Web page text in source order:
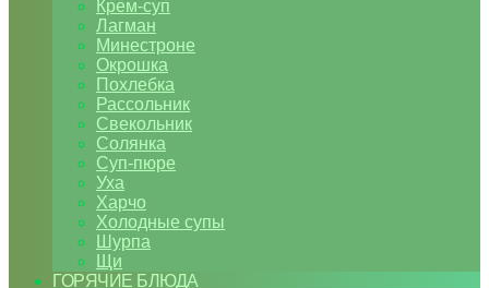
Крем-суп
Лагман
Минестроне
Окрошка
Похлебка
Рассольник
Свекольник
Солянка
Суп-пюре
Уха
Харчо
Холодные супы
Шурпа
Щи
ГОРЯЧИЕ БЛЮДА